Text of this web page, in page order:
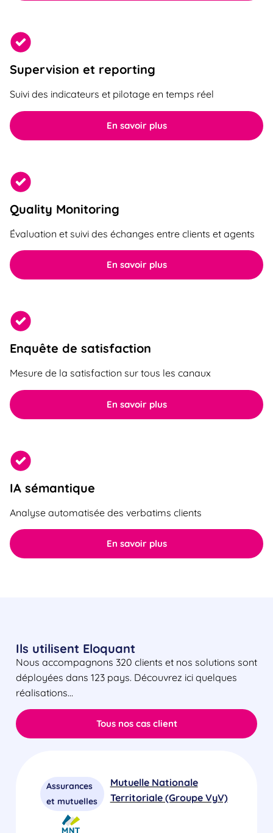
Supervision et reporting
Suivi des indicateurs et pilotage en temps réel
En savoir plus
Quality Monitoring
Évaluation et suivi des échanges entre clients et agents
En savoir plus
Enquête de satisfaction
Mesure de la satisfaction sur tous les canaux
En savoir plus
IA sémantique
Analyse automatisée des verbatims clients
En savoir plus
Ils utilisent Eloquant
Nous accompagnons 320 clients et nos solutions sont
déployées dans 123 pays. Découvrez ici quelques
réalisations…
Tous nos cas client
Assurances
et mutuelles
Mutuelle Nationale
Territoriale (Groupe VyV)